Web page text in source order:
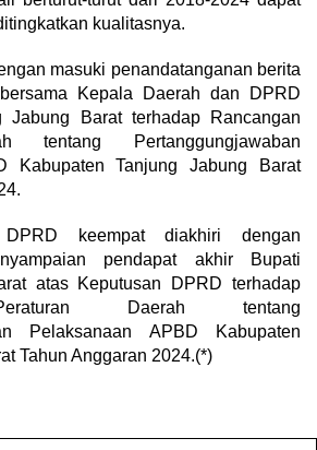
kualitasnya.
masuki penandatanganan berita
Kepala Daerah dan DPRD
Jabung Barat terhadap Rancangan
tentang Pertanggungjawaban
Kabupaten Tanjung Jabung Barat
keempat diakhiri dengan
pendapat akhir Bupati
atas Keputusan DPRD terhadap
Daerah tentang
Pelaksanaan APBD Kabupaten
Tahun Anggaran 2024.(*)